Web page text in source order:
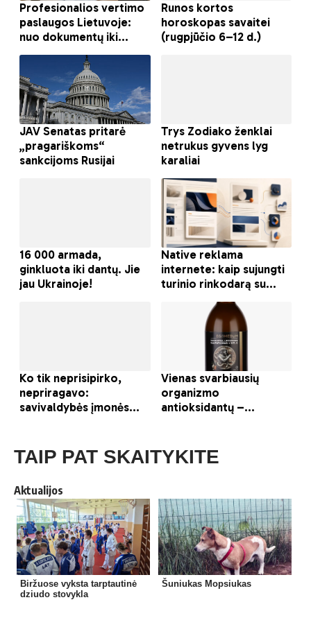
TAIP PAT SKAITYKITE
Aktualijos
Biržuose vyksta tarptautinė
dziudo stovykla
Šuniukas Mopsiukas